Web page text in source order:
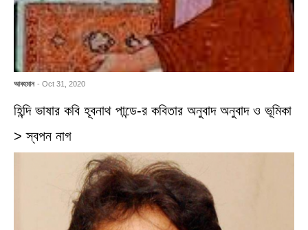
আবহমান - Oct 31, 2020
হিন্দি ভাষার কবি হূবনাথ পান্ডে-র কবিতার অনুবাদ অনুবাদ ও ভূমিকা
> স্বপন নাগ